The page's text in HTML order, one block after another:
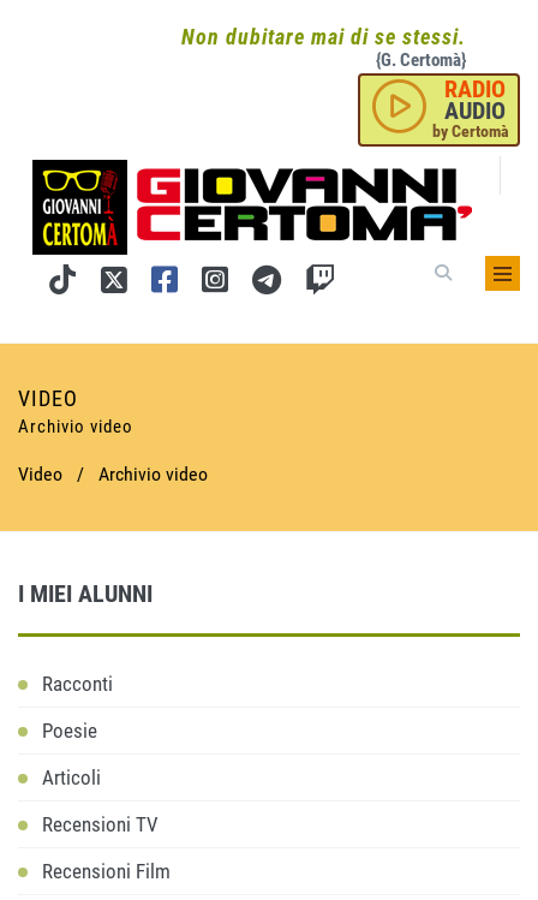
Non dubitare mai di se stessi.
{G. Certomà}
RADIO
AUDIO
by Certomà
VIDEO
Archivio video
Video / Archivio video
I MIEI ALUNNI
Racconti
Poesie
Articoli
Recensioni TV
Recensioni Film